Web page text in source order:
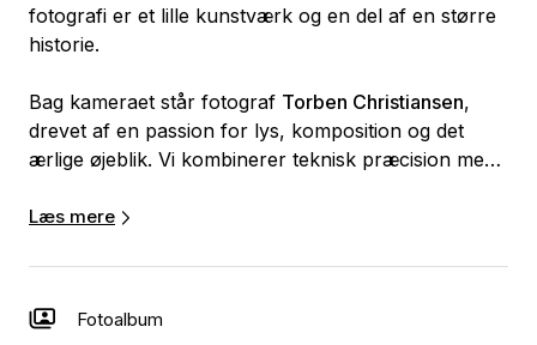
fotografi er et lille kunstværk og en del af en større
historie.
Bag kameraet står fotograf Torben Christiansen,
drevet af en passion for lys, komposition og det
ærlige øjeblik. Vi kombinerer teknisk præcision med
unikke i mennesket foran linsen.
Vi tilbyder:
✨Bryllupsfotografi
Læs mere
Fotoalbum